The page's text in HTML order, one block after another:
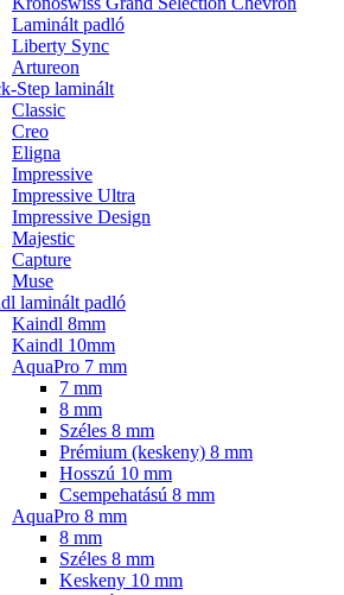
Laminált padló
Liberty Sync
Artureon
Step laminált
Classic
Creo
Eligna
Impressive
Impressive Ultra
Impressive Design
Majestic
Capture
Muse
laminált padló
Kaindl 8mm
Kaindl 10mm
AquaPro 7 mm
7 mm
8 mm
Széles 8 mm
Prémium (keskeny) 8 mm
Hosszú 10 mm
Csempehatású 8 mm
AquaPro 8 mm
8 mm
Széles 8 mm
Keskeny 10 mm